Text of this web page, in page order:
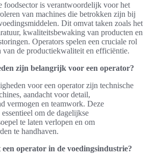
foodsector is verantwoordelijk voor het
van machines die betrokken zijn bij
Dit omvat taken zoals het
kwaliteitsbewaking van producten en
Operators spelen een cruciale rol
van de productiekwaliteit en efficiëntie.
zijn belangrijk voor een operator?
voor een operator zijn technische
aandacht voor detail,
vermogen en teamwork. Deze
om de dagelijkse
te laten verlopen en om
te handhaven.
een operator in de voedingsindustrie?